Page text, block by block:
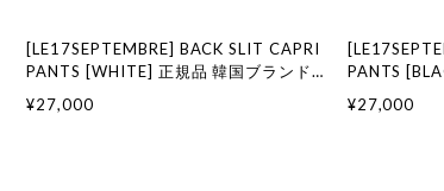
[LE17SEPTEMBRE] BACK SLIT CAPRI
PANTS [WHITE] 正規品 韓国ブランド
17 SEPTEMBRE ル 17 セプテンバー le
¥27,000
PANTS
17
¥27,000